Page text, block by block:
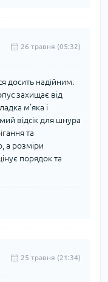
26 травня (05:32)
досить надійним.
захищає від
м'яка і
відсік для шнура
та
а розміри
порядок та
25 травня (21:34)